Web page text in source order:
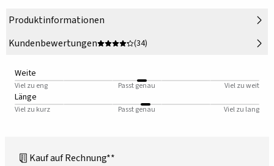
Produktinformationen
Kundenbewertungen
(34)
Weite
Viel zu eng Passt genau Viel zu weit
Länge
Viel zu kurz Passt genau Viel zu lang
Kauf auf Rechnung**